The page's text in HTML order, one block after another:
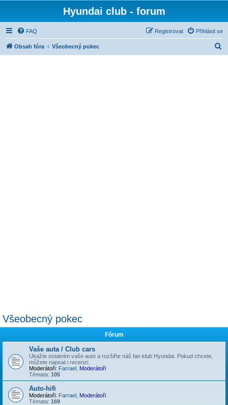
Hyundai club - forum
FAQ Přihlásit se
Registrovat
Obsah fóra Všeobecný pokec
Všeobecný pokec
Fórum
Vaše auta / Club cars
Ukažte ostatním vaše auto a rozšiřte náš fan klub Hyundai. Pokud chcete,
můžete napsat i recenzi.
Moderátoři: Farrael Moderátoři
Témata: 105
Auto-hifi
Moderátoři: Farrael Moderátoři
Témata: 169